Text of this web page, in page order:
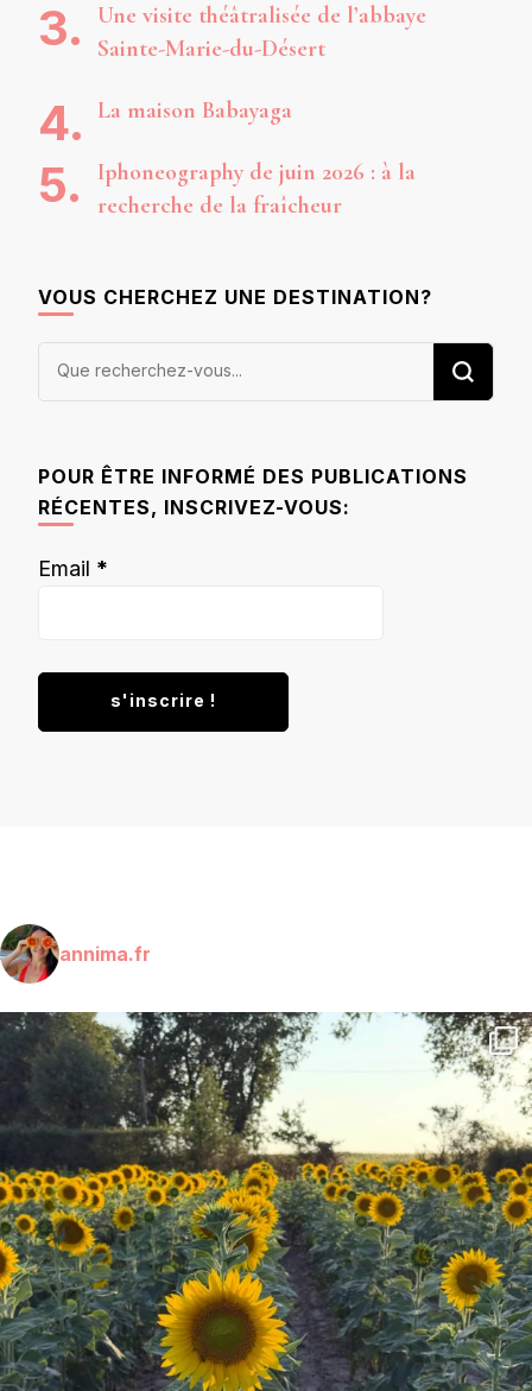
Une visite théâtralisée de l’abbaye
Sainte-Marie-du-Désert
La maison Babayaga
Iphoneography de juin 2026 : à la
recherche de la fraîcheur
VOUS CHERCHEZ UNE DESTINATION?
Vous
POUR ÊTRE INFORMÉ DES PUBLICATIONS
RÉCENTES, INSCRIVEZ-VOUS:
Email *
annima.fr